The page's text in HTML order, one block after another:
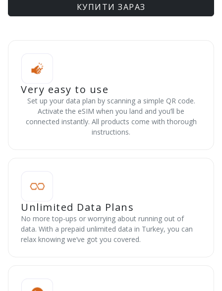
КУПИТИ ЗАРАЗ
Very easy to use
Set up your data plan by scanning a simple QR code.
Activate the eSIM when you land and you’ll be
connected instantly. All products come with thorough
instructions.
Unlimited Data Plans
No more top-ups or worrying about running out of
data. With a prepaid unlimited data in Turkey, you can
relax knowing we’ve got you covered.